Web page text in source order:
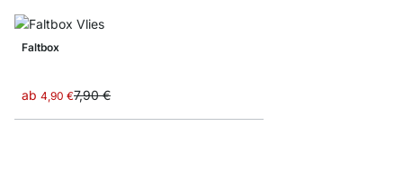
Faltbox
ab 4,90 €7,90 €